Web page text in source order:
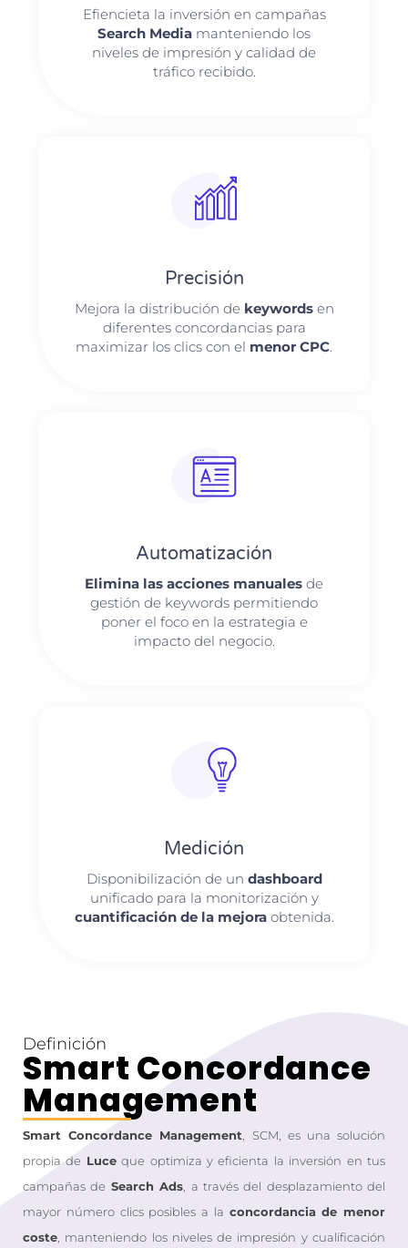
Efiencieta la inversión en campañas
Search Media manteniendo los
niveles de impresión y calidad de
tráfico recibido.
Precisión
Mejora la distribución de keywordsen
diferentes concordancias para
maximizar los clics con el menor CPC.
Automatización
Elimina las acciones manuales de
gestión de keywords permitiendo
poner el foco en la estrategia e
impacto del negocio.
Medición
Disponibilización de un dashboard
unificado para la monitorización y
cuantificación de la mejoraobtenida.
Definición
Smart Concordance
Management
Smart Concordance Management, SCM, es una solución
propia de Luceque optimiza y eficienta la inversión en tus
campañas de Search Ads, a través del desplazamiento del
mayor número clics posibles a la concordancia de menor
coste, manteniendo los niveles de impresión y cualificación